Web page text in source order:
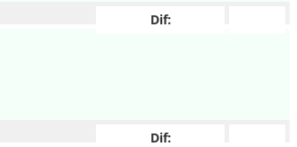
Dif:
Dif: